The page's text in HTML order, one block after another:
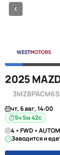
2025
чт, 6 авг, 14:00
5ч 5м 42с
4 • FWD •
Заводится и